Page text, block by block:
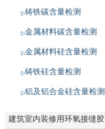
铸铁碳含量检测
金属材料碳含量检测
金属材料硅含量检测
铸铁硅含量检测
铝及铝合金硅含量检测
建筑室内装修用环氧接缝胶